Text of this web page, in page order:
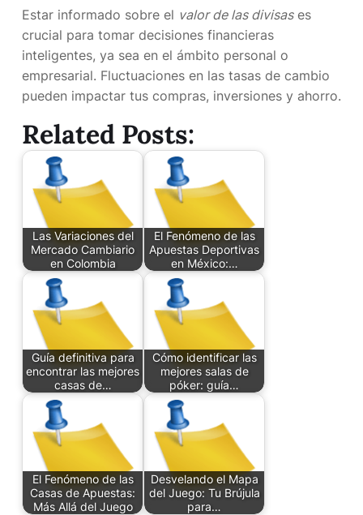
Estar informado sobre el valor de las divisases
crucial para tomar decisiones financieras
inteligentes, ya sea en el ámbito personal o
empresarial. Fluctuaciones en las tasas de cambio
pueden impactar tus compras, inversiones y ahorro.
Related Posts:
Las Variaciones del
Mercado Cambiario
en Colombia
El Fenómeno de las
Apuestas Deportivas
en México:…
Guía definitiva para
encontrar las mejores
casas de…
Cómo identificar las
mejores salas de
póker: guía…
El Fenómeno de las
Casas de Apuestas:
Más Allá del Juego
Desvelando el Mapa
del Juego: Tu Brújula
para…